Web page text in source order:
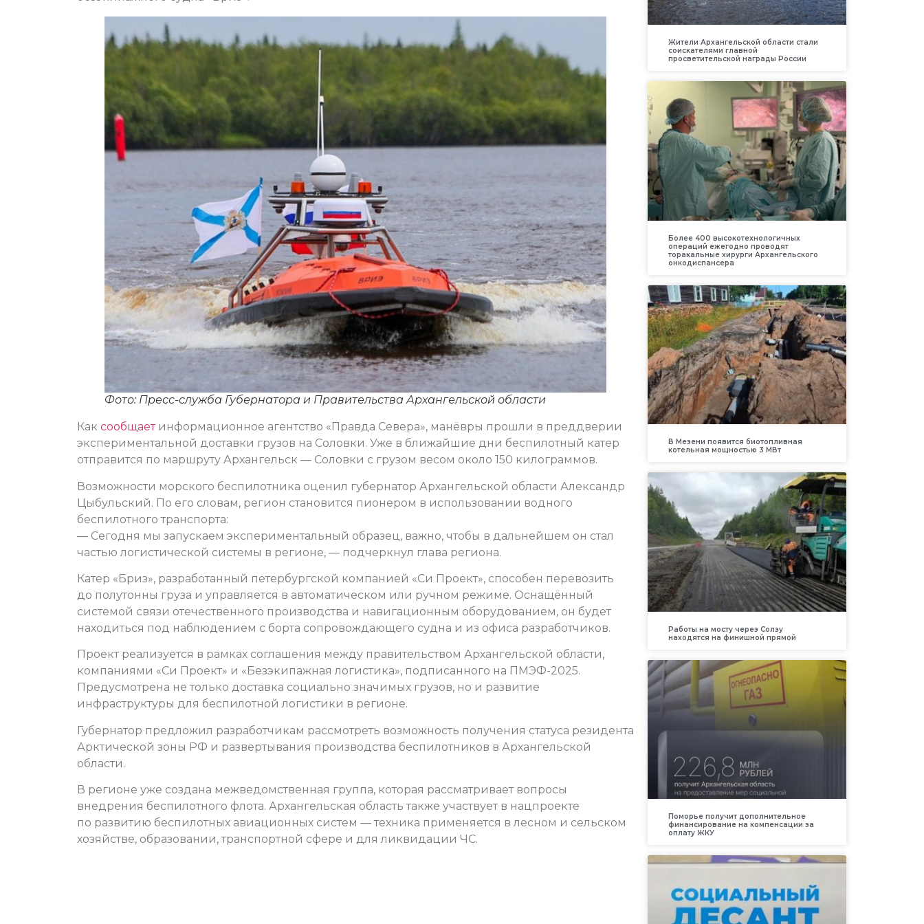
Фото: Пресс-служба Губернатора и Правительства Архангельской области
Как сообщаетинформационное агентство «Правда Севера», манёвры прошли в преддверии
экспериментальной доставки грузов на Соловки. Уже в ближайшие дни беспилотный катер
отправится по маршруту Архангельск — Соловки с грузом весом около 150 килограммов.
Возможности морского беспилотника оценил губернатор Архангельской области Александр
Цыбульский. По его словам, регион становится пионером в использовании водного
беспилотного транспорта:
— Сегодня мы запускаем экспериментальный образец, важно, чтобы в дальнейшем он стал
частью логистической системы в регионе, — подчеркнул глава региона.
Катер «Бриз», разработанный петербургской компанией «Си Проект», способен перевозить
до полутонны груза и управляется в автоматическом или ручном режиме. Оснащённый
системой связи отечественного производства и навигационным оборудованием, он будет
находиться под наблюдением с борта сопровождающего судна и из офиса разработчиков.
Проект реализуется в рамках соглашения между правительством Архангельской области,
компаниями «Си Проект» и «Безэкипажная логистика», подписанного на ПМЭФ-2025.
Предусмотрена не только доставка социально значимых грузов, но и развитие
инфраструктуры для беспилотной логистики в регионе.
Губернатор предложил разработчикам рассмотреть возможность получения статуса резидента
Арктической зоны РФ и развертывания производства беспилотников в Архангельской
области.
В регионе уже создана межведомственная группа, которая рассматривает вопросы
внедрения беспилотного флота. Архангельская область также участвует в нацпроекте
по развитию беспилотных авиационных систем — техника применяется в лесном и сельском
хозяйстве, образовании, транспортной сфере и для ликвидации ЧС.
Жители Архангельской области стали
соискателями главной
просветительской награды России
Более 400 высокотехнологичных
операций ежегодно проводят
торакальные хирурги Архангельского
онкодиспансера
В Мезени появится биотопливная
котельная мощностью 3 МВт
Работы на мосту через Солзу
находятся на финишной прямой
Поморье получит дополнительное
финансирование на компенсации за
оплату ЖКУ